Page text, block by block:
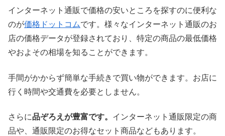
インターネット通販で価格の安いところを探すのに便利な
のが価格ドットコムです。様々なインターネット通販のお
店の価格データが登録されており、特定の商品の最低価格
やおよその相場を知ることができます。
手間がかからず簡単な手続きで買い物ができます。お店に
行く時間や交通費を必要としません。
さらに品ぞろえが豊富です。 インターネット通販限定の商
品や、通販限定のお得なセット商品などもあります。